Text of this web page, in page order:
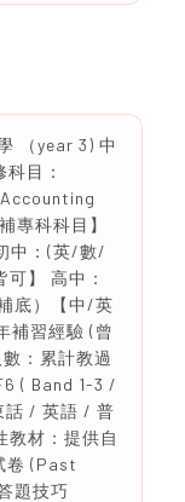
（year 3) 中
目：
專科科目】
中：(英/數/
】 高中：
底）【中/英
補習經驗 (曾
：累計教過
( Band 1-3 /
話 / 英語 / 普
教材：提供自
卷 (Past
題技巧